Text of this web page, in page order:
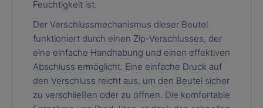
Feuchtigkeit ist.
Der Verschlussmechanismus dieser Beutel
funktioniert durch einen Zip-Verschlusses, der
eine einfache Handhabung und einen effektiven
Abschluss ermöglicht. Eine einfache Druck auf
den Verschluss reicht aus, um den Beutel sicher
zu verschließen oder zu öffnen. Die komfortable